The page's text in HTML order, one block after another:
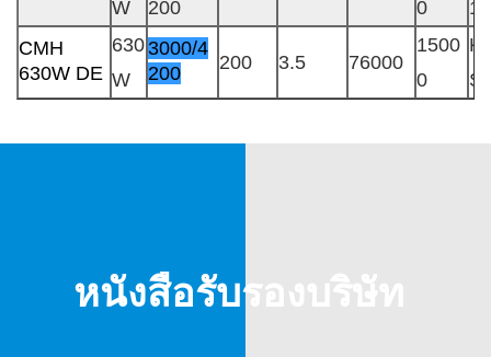
W
200
0
18
CMH
630W DE
630
W
3000/4
200
200 3.5 76000
1500
0
หนังสือรับรองบริษัท